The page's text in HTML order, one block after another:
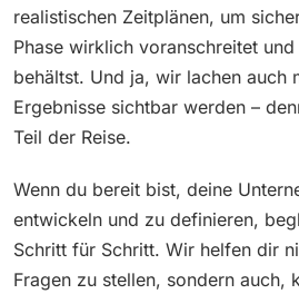
realistischen Zeitplänen, um
Phase wirklich voranschreitet
behältst. Und ja, wir lachen auch
Ergebnisse sichtbar werden –
Teil der Reise.
Wenn du bereit bist, deine
entwickeln und zu definieren,
Schritt für Schritt. Wir helfen dir
Fragen zu stellen, sondern auch,